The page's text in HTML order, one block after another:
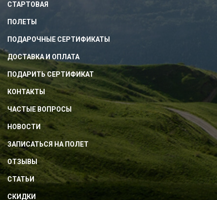
СТАРТОВАЯ
ПОЛЕТЫ
ПОДАРОЧНЫЕ СЕРТИФИКАТЫ
ДОСТАВКА И ОПЛАТА
ПОДАРИТЬ СЕРТИФИКАТ
КОНТАКТЫ
ЧАСТЫЕ ВОПРОСЫ
НОВОСТИ
ЗАПИСАТЬСЯ НА ПОЛЕТ
ОТЗЫВЫ
СТАТЬИ
СКИДКИ